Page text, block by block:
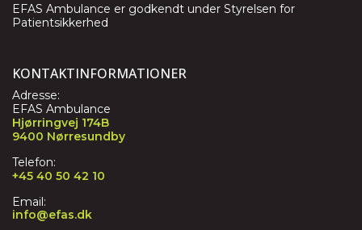
EFAS Ambulance er godkendt under Styrelsen for
Patientsikkerhed
KONTAKTINFORMATIONER
Adresse:
EFAS Ambulance
Hjørringvej 174B
9400 Nørresundby
Telefon:
+45 40 50 42 10
Email:
info@efas.dk